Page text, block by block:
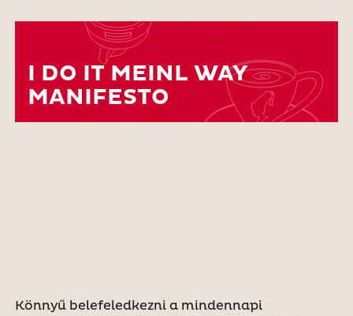
Könnyű belefeledkezni a mindennapi
I DO IT MEINL WAY
MANIFESTO